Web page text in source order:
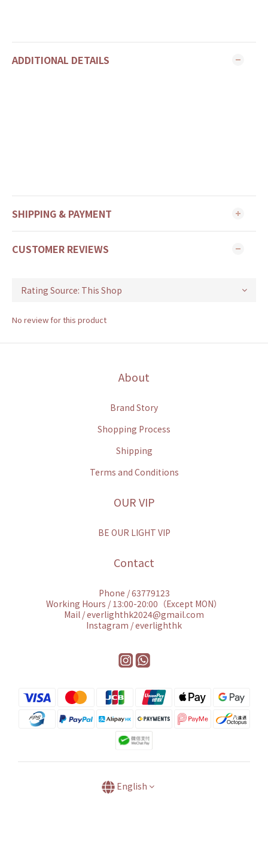
ADDITIONAL DETAILS
SHIPPING & PAYMENT
CUSTOMER REVIEWS
No review for this product
About
Brand Story
Shopping Process
Shipping
Terms and Conditions
OUR VIP
BE OUR LIGHT VIP
Contact
Phone / 63779123
Working Hours / 13:00-20:00（Except MON）
Mail / everlighthk2024@gmail.com
Instagram / everlighthk
English